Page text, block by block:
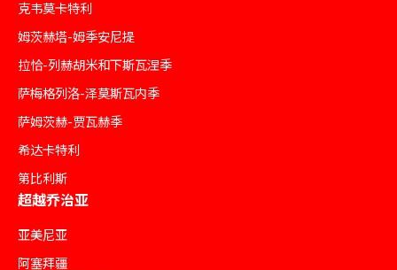
克韦莫卡特利
姆茨赫塔-姆季安尼提
拉恰-列赫胡米和下斯瓦涅季
萨梅格列洛-泽莫斯瓦内季
萨姆茨赫-贾瓦赫季
希达卡特利
第比利斯
超越乔治亚
亚美尼亚
阿塞拜疆